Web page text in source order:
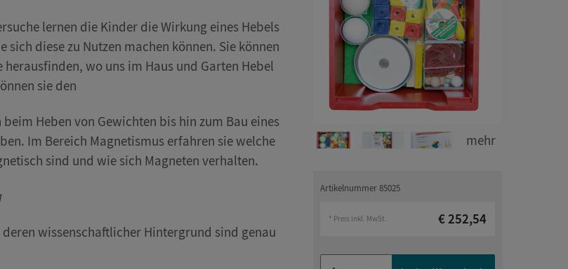
lernen die Kinder die Wirkung eines Hebels
sich diese zu Nutzen machen können. Sie können
herausfinden, wo uns im Haus und Garten Hebel
sie den
beim Heben von Gewichten bis hin zum Bau eines
Im Bereich Magnetismus erfahren sie welche
sind und wie sich Magneten verhalten.
deren wissenschaftlicher Hintergrund sind genau
mehr
Artikelnummer 85025
* Preis inkl. MwSt. € 252,54